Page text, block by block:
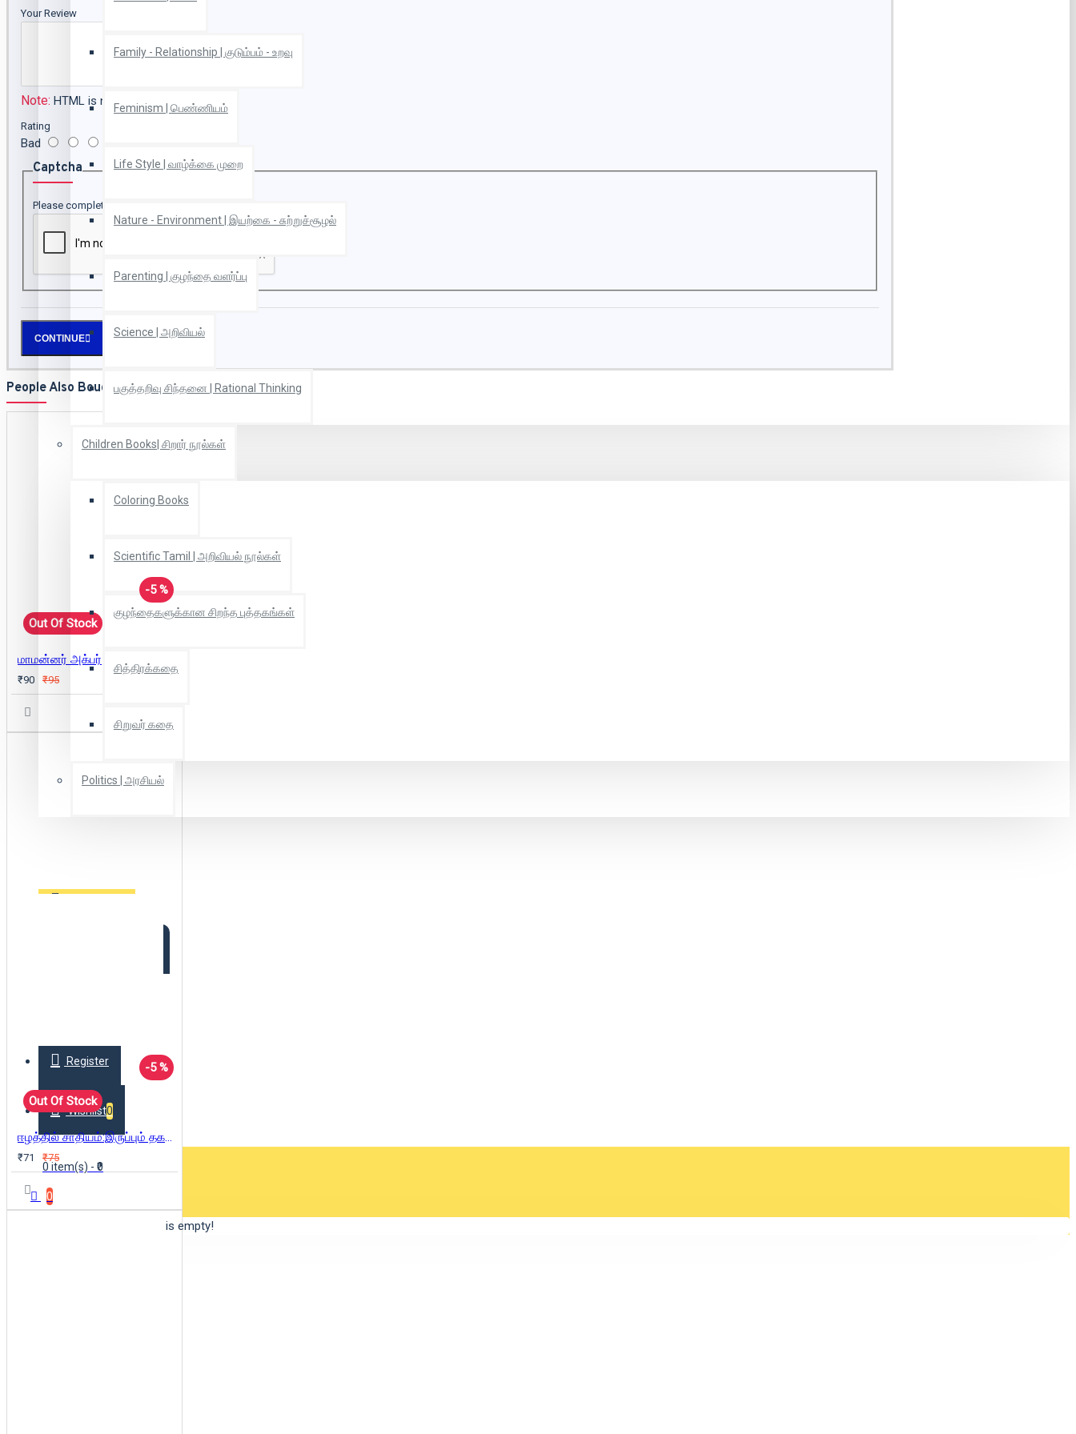
Family - Relationship | குடும்பம் - உறவு
Feminism | பெண்ணியம்
Life Style | வாழ்க்கை முறை
Nature - Environment | இயற்கை - சுற்றுச்சூழல்
Parenting | குழந்தை வளர்ப்பு
Science | அறிவியல்
பகுத்தறிவு சிந்தனை | Rational Thinking
Children Books| சிறார் நூல்கள்
Coloring Books
Scientific Tamil | அறிவியல் நூல்கள்
குழந்தைகளுக்கான சிறந்த புத்தகங்கள்
சித்திரக்கதை
சிறுவர் கதை
Politics | அரசியல்
Register
Wishlist0
0 item(s) - ₹0
0
Your shopping cart is empty!
Your Review
Note: HTML is not translated!
Rating
Bad
Captcha
Please complete the captcha validation below
CONTINUE
People Also Bought
-5 %
Out Of Stock
மாமன்னர் அக்பர்
₹90 ₹95
-5 %
Out Of Stock
ஈழத்தில் சாதியம்:இருப்பும் தகர்ப்பும்
₹71 ₹75